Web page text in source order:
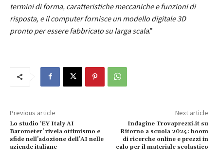
termini di forma, caratteristiche meccaniche e funzioni di
risposta, e il computer fornisce un modello digitale 3D
pronto per essere fabbricato su larga scala.”
Previous article
Lo studio ‘EY Italy AI
Barometer’ rivela ottimismo e
sfide nell’adozione dell’AI nelle
aziende italiane
Next article
Indagine Trovaprezzi.it su
Ritorno a scuola 2024: boom
di ricerche online e prezzi in
calo per il materiale scolastico